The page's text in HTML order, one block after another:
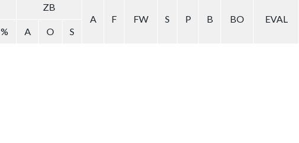
ZB
A
F FW S P B BO
EVAL
% A O S